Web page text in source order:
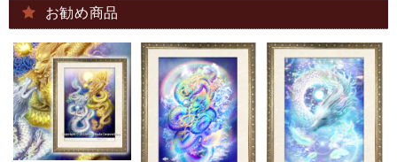
どの絵も素敵ですが、須佐之男命はまさに私が求めていたもので、とて
存在感あります！
この度はジクレー版画をお迎えいただきましてありがとう
ございます。 気に入って頂ければ嬉しいです！
お勧め商品